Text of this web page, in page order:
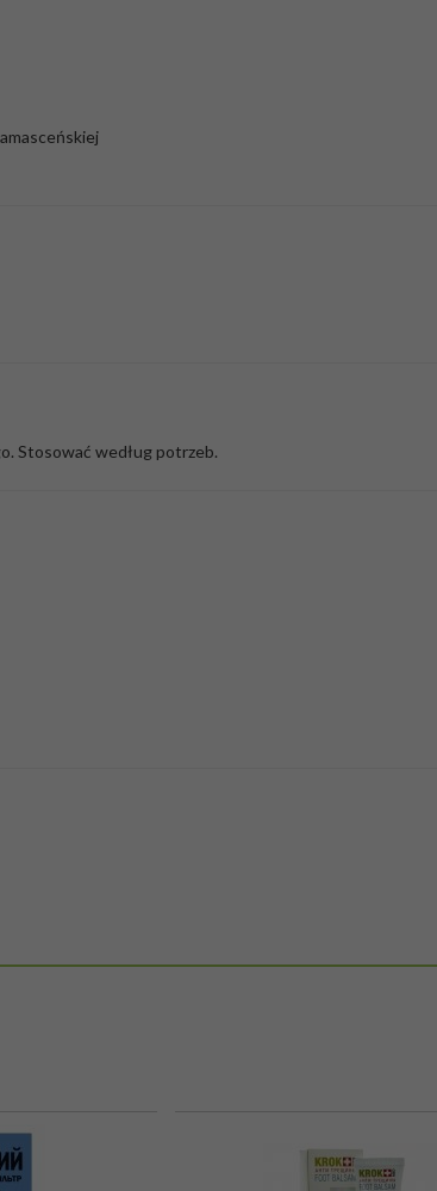
Stosować według potrzeb.